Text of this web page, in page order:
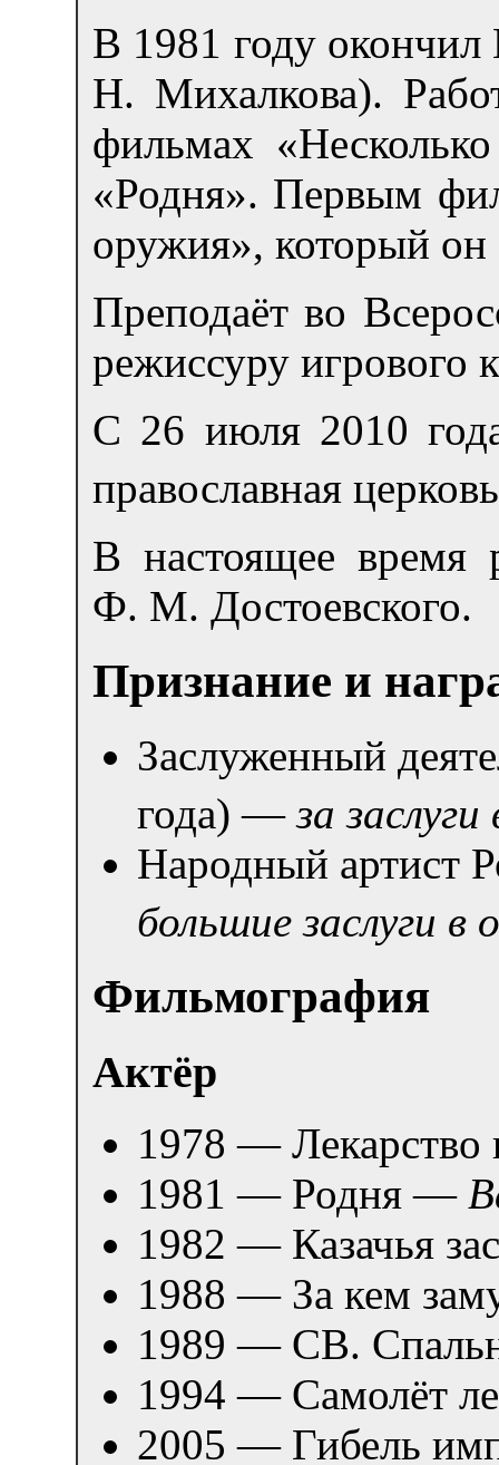
В 1981 году окончил
Н. Михалкова).
фильмах
«Родня». Первым
оружия», который
Преподаёт во
режиссуру игрового
С 26 июля 2010
православная
В настоящее время
Ф. М. Достоевского.
Признание и
Заслуженный
года) —за
Народный артист
большие заслуги в
Фильмография
Актёр
1978 — Лекарство
1981 — Родня —
1982 — Казачья
1988 — За кем
1989 — СВ.
1994 — Самолёт
2005 — Гибель